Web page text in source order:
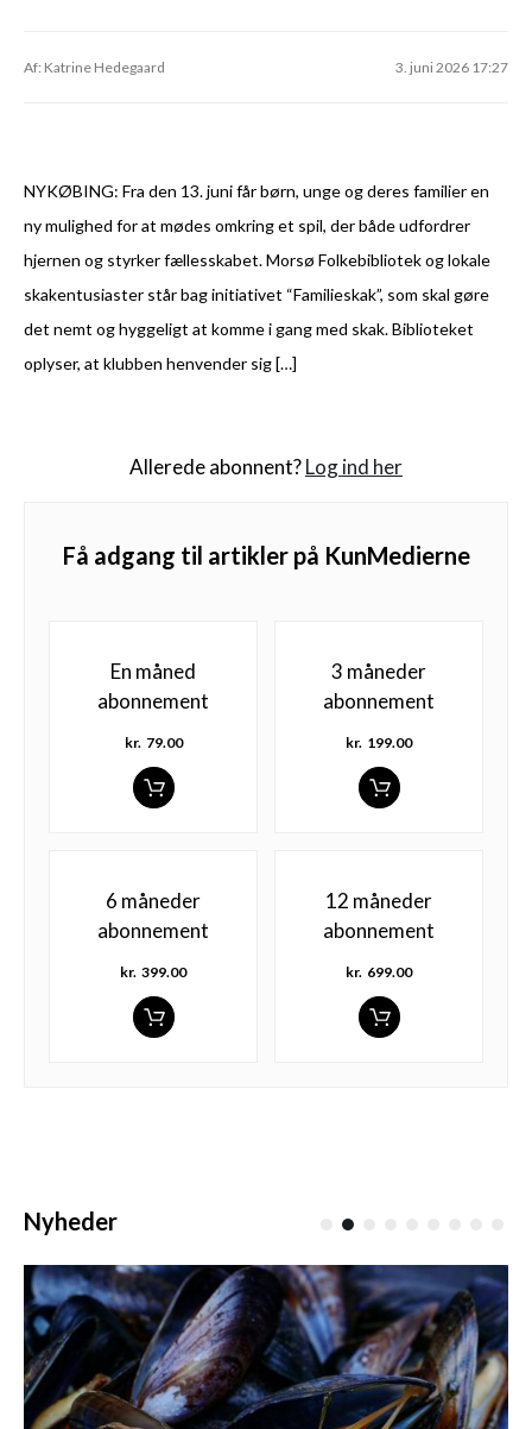
Af: Katrine Hedegaard 3. juni 2026 17:27
NYKØBING: Fra den 13. juni får børn, unge og deres familier en
ny mulighed for at mødes omkring et spil, der både udfordrer
hjernen og styrker fællesskabet. Morsø Folkebibliotek og lokale
skakentusiaster står bag initiativet “Familieskak”, som skal gøre
det nemt og hyggeligt at komme i gang med skak. Biblioteket
oplyser, at klubben henvender sig […]
Allerede abonnent?Log ind her
Få adgang til artikler på KunMedierne
En måned
abonnement
kr. 79.00
3 måneder
abonnement
kr. 199.00
6 måneder
abonnement
kr. 399.00
12 måneder
abonnement
kr. 699.00
Nyheder